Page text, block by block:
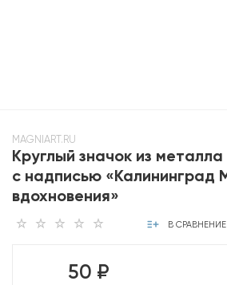
MAGNIART.RU
Круглый значок из металла
с надписью «Калининград
вдохновения»
В СРАВНЕНИЕ
50 ₽